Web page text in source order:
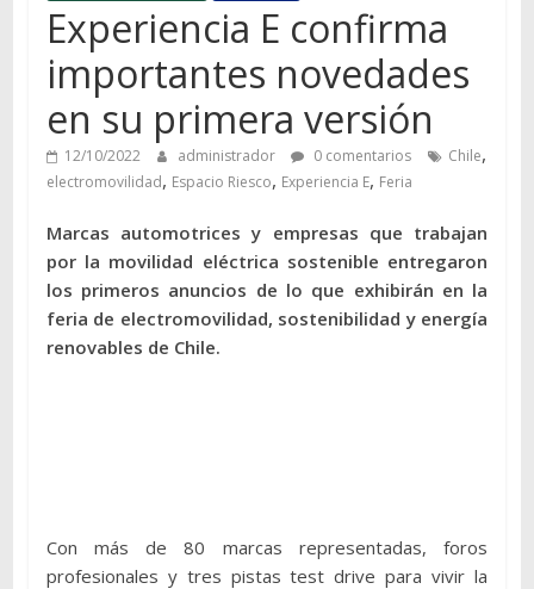
Experiencia E confirma
importantes novedades
en su primera versión
12/10/2022 administrador 0 comentarios Chile,
electromovilidad, Espacio Riesco, Experiencia E, Feria
Marcas automotrices y empresas que trabajan
por la movilidad eléctrica sostenible entregaron
los primeros anuncios de lo que exhibirán en la
feria de electromovilidad, sostenibilidad y energía
renovables de Chile.
Con más de 80 marcas representadas, foros
profesionales y tres pistas test drive para vivir la